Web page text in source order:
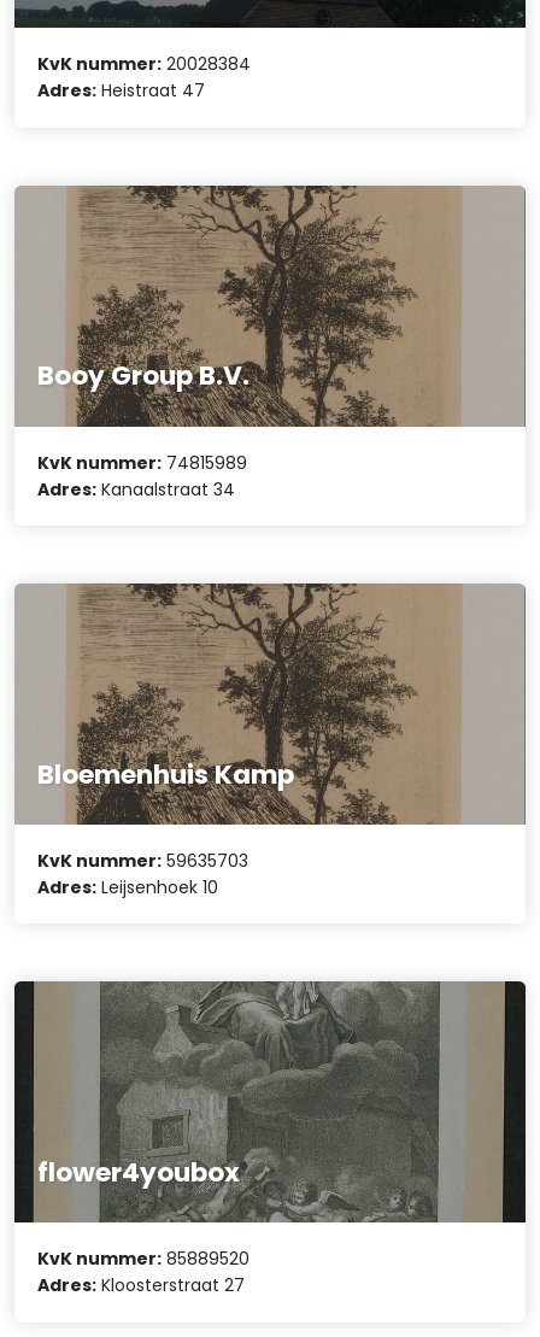
KvK nummer: 20028384
Adres: Heistraat 47
Booy Group B.V.
KvK nummer: 74815989
Adres: Kanaalstraat 34
Bloemenhuis Kamp
KvK nummer: 59635703
Adres: Leijsenhoek 10
flower4youbox
KvK nummer: 85889520
Adres: Kloosterstraat 27